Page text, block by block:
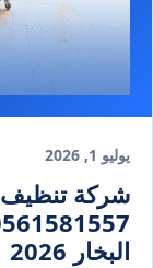
يوليو 1, 2026
شركة
البخار 2026